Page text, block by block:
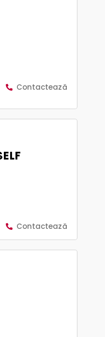
Contactează
Contactează